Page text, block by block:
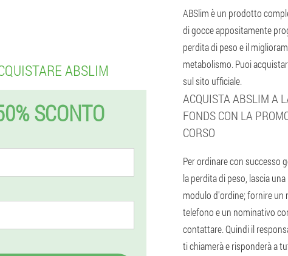
ABSLIM
SCONTO
ABSlim è un prodotto
di gocce appositamente
perdita di peso e il
metabolismo. Puoi
sul sito ufficiale.
ACQUISTA ABSLIM A
FONDS CON LA
CORSO
Per ordinare con successo
la perdita di peso, lascia
modulo d'ordine; fornire un
telefono e un nominativo
contattare. Quindi il
ti chiamerà e risponderà a